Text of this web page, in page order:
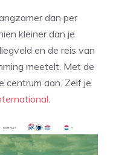
dan per
kleiner dan je
en de reis van
meetelt. Met de
centrum aan. Zelf je